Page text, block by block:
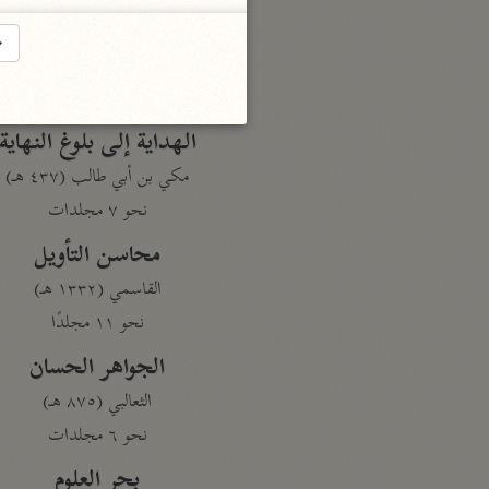
الهداية إلى بلوغ النهاية
مكي بن أبي طالب (٤٣٧ هـ)
نحو ٧ مجلدات
محاسن التأويل
القاسمي (١٣٣٢ هـ)
نحو ١١ مجلدًا
الجواهر الحسان
الثعالبي (٨٧٥ هـ)
نحو ٦ مجلدات